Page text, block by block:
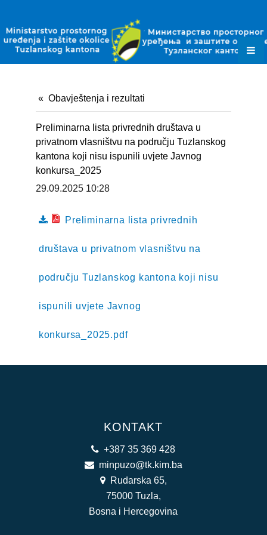
Obavještenja i rezultati
Preliminarna lista privrednih društava u
privatnom vlasništvu na području Tuzlanskog
kantona koji nisu ispunili uvjete Javnog
konkursa_2025
29.09.2025 10:28
Preliminarna lista privrednih
društava u privatnom vlasništvu na
području Tuzlanskog kantona koji nisu
ispunili uvjete Javnog
konkursa_2025.pdf
KONTAKT
+387 35 369 428
minpuzo@tk.kim.ba
Rudarska 65,
75000 Tuzla,
Bosna i Hercegovina
PODZAKONSKI AKTI
JAVNE NABAVKE
OKOLIŠNE DOZVOLE
DOZVOLE ZA OTPAD
KONTAKT